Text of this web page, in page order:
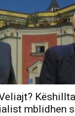
mblidhen